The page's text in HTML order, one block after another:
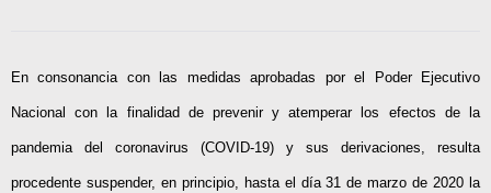
En consonancia con las medidas aprobadas por el Poder Ejecutivo
Nacional con la finalidad de prevenir y atemperar los efectos de la
pandemia del coronavirus (COVID-19) y sus derivaciones, resulta
procedente suspender, en principio, hasta el día 31 de marzo de 2020 la